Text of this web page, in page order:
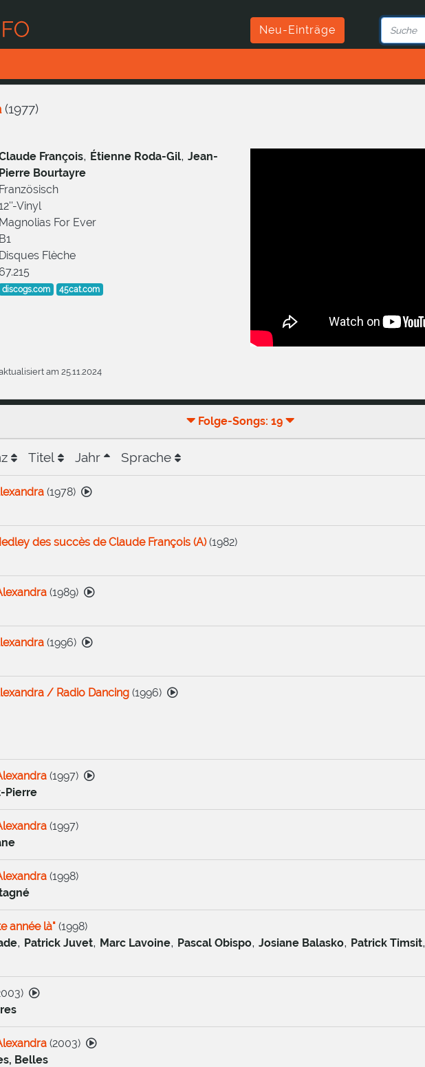
Neu-Einträge
(1977)
François, Étienne Roda-Gil, Jean-
Pierre Bourtayre
Französisch
Vinyl
Magnolias For Ever
B1
Disques Flèche
discogs.com 45cat.com
am 25.11.2024
Folge-Songs: 19
Titel Jahr Sprache
(1978)
des succès de Claude François (A)(1982)
(1989)
(1996)
/ Radio Dancing(1996)
(1997)
Pierre
(1997)
(1998)
année là"(1998)
, Patrick Juvet, Marc Lavoine, Pascal Obispo, Josiane Balasko, Patrick Timsit,
)
(2003)
Belles